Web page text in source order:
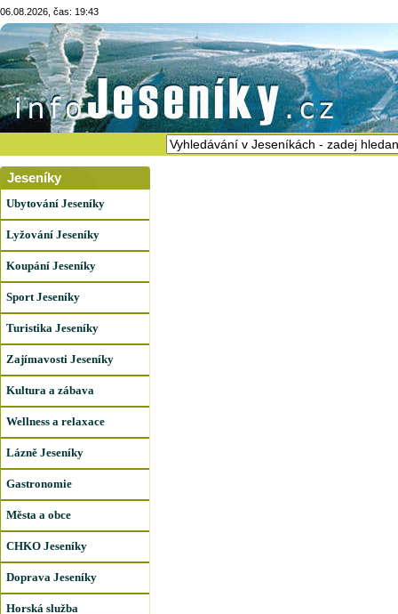
06.08.2026, čas: 19:43
Jeseníky
Ubytování Jeseníky
Lyžování Jeseníky
Koupání Jeseníky
Sport Jeseníky
Turistika Jeseníky
Zajímavosti Jeseníky
Kultura a zábava
Wellness a relaxace
Lázně Jeseníky
Gastronomie
Města a obce
CHKO Jeseníky
Doprava Jeseníky
Horská služba